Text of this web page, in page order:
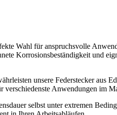
Wahl für anspruchsvolle
Korrosionsbeständigkeit und
unsere Federstecker aus
Anwendungen im
selbst unter extremen